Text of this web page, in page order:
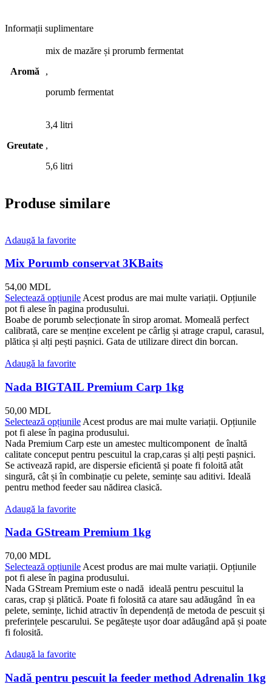
Informații suplimentare
Aromă
mix de mazăre și prorumb fermentat
,
porumb fermentat
Greutate
3,4 litri
,
5,6 litri
Produse similare
Adaugă la favorite
Mix Porumb conservat 3KBaits
54,00 MDL
Selectează opțiunile Acest produs are mai multe variații. Opțiunile
pot fi alese în pagina produsului.
Boabe de porumb selecționate în sirop aromat. Momeală perfect
calibrată, care se menține excelent pe cârlig și atrage crapul, carasul,
plătica și alți pești pașnici. Gata de utilizare direct din borcan.
Adaugă la favorite
Nada BIGTAIL Premium Carp 1kg
50,00 MDL
Selectează opțiunile Acest produs are mai multe variații. Opțiunile
pot fi alese în pagina produsului.
Nada Premium Carp este un amestec multicomponent de înaltă
calitate conceput pentru pescuitul la crap,caras și alți pești pașnici.
Se activează rapid, are dispersie eficientă și poate fi foloită atât
singură, cât și în combinație cu pelete, semințe sau aditivi. Ideală
pentru method feeder sau nădirea clasică.
Adaugă la favorite
Nada GStream Premium 1kg
70,00 MDL
Selectează opțiunile Acest produs are mai multe variații. Opțiunile
pot fi alese în pagina produsului.
Nada GStream Premium este o nadă ideală pentru pescuitul la
caras, crap și plătică. Poate fi folosită ca atare sau adăugând în ea
pelete, semințe, lichid atractiv în dependență de metoda de pescuit și
preferințele pescarului. Se pegătește ușor doar adăugând apă și poate
fi folosită.
Adaugă la favorite
Nadă pentru pescuit la feeder method Adrenalin 1kg